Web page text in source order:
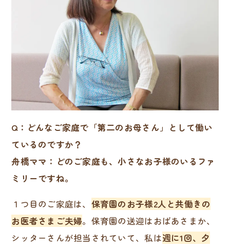
Q：どんなご家庭で「第二のお母さん」として働い
ているのですか？
舟橋ママ：どのご家庭も、小さなお子様のいるファ
ミリーですね。
１つ目のご家庭は、 保育園のお子様2人と共働きの
お医者さまご夫婦。保育園の送迎はおばあさまか、
シッターさんが担当されていて、私は週に1回、夕